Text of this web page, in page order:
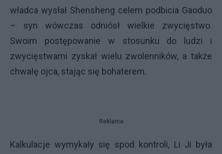
władca wysłał Shensheng celem podbicia Gaoduo
– syn wówczas odniósł wielkie zwycięstwo.
Swoim postępowanie w stosunku do ludzi i
zwycięstwami zyskał wielu zwolenników, a także
chwałę ojca, stając się bohaterem.
Reklama
Kalkulacje wymykały się spod kontroli, Li Ji była